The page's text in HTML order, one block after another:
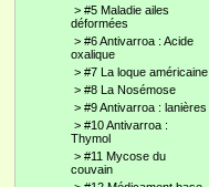
> #5 Maladie ailes
déformées
> #6 Antivarroa : Acide
oxalique
> #7 La loque américaine
> #8 La Nosémose
> #9 Antivarroa : lanières
> #10 Antivarroa :
Thymol
> #11 Mycose du
couvain